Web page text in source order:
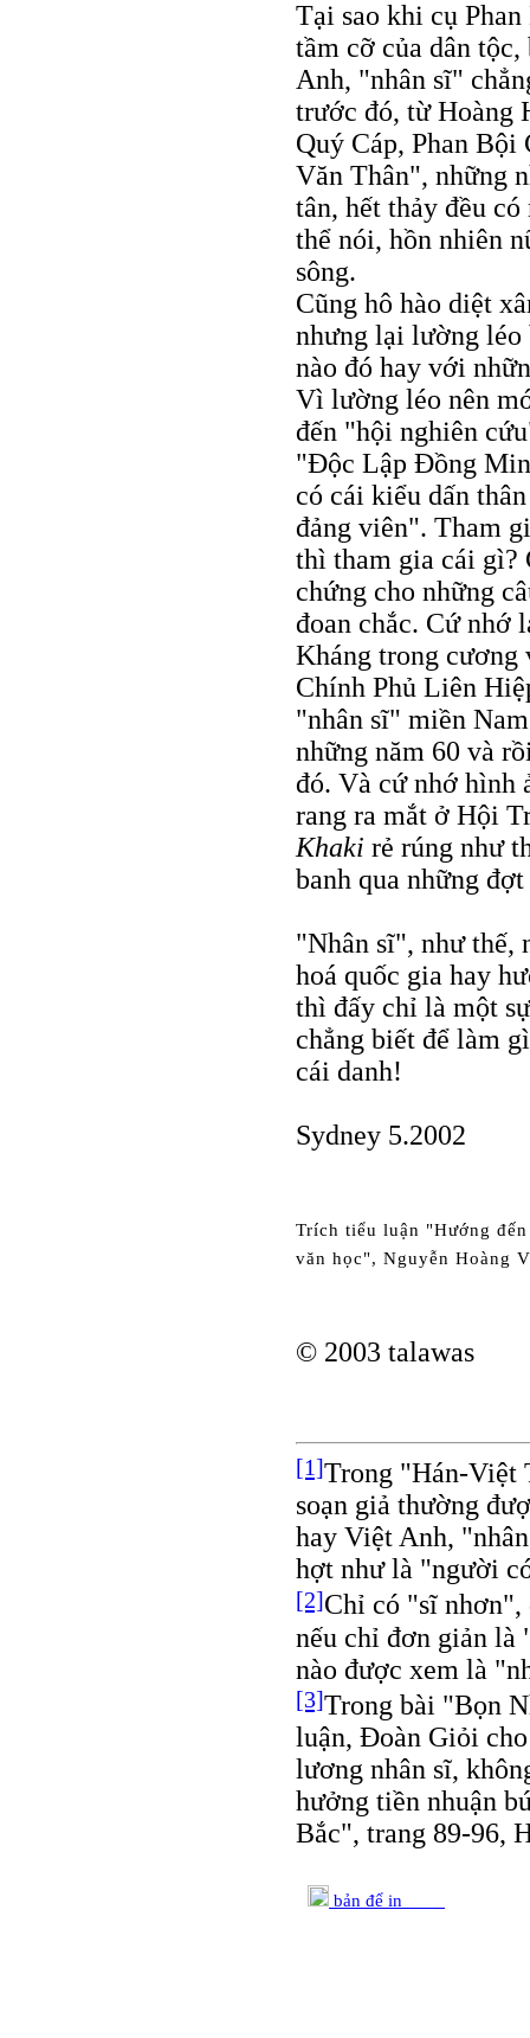
Tại sao khi cụ
tầm cỡ của dân
Anh, "nhân sĩ"
trước đó, từ Hoàng
Quý Cáp, Phan Bội
Văn Thân", những
tân, hết thảy đều
thể nói, hồn nhiên
sông.
Cũng hô hào diệt
nhưng lại lường léo
nào đó hay với
Vì lường léo nên
đến "hội nghiên
"Ðộc Lập Ðồng
có cái kiểu dấn
đảng viên". Tham
thì tham gia cái gì?
chứng cho những
đoan chắc. Cứ nhớ
Kháng trong
Chính Phủ Liên
"nhân sĩ" miền
những năm 60 và
đó. Và cứ nhớ hình
rang ra mắt ở Hội
Khaki rẻ rúng như
banh qua những
"Nhân sĩ", như thế,
hoá quốc gia hay
thì đấy chỉ là một
chẳng biết để làm
cái danh!
Sydney 5.2002
Trích tiểu luận "Hướng
văn học", Nguyễn Hoàng
© 2003 talawas
[1]Trong "Hán-Việt
soạn giả thường
hay Việt Anh,
hợt như là "người
[2]Chỉ có "sĩ
nếu chỉ đơn giản là
nào được xem là
[3]Trong bài "Bọn
luận, Ðoàn Giỏi
lương nhân sĩ,
hưởng tiền nhuận
Bắc", trang 89-96,
bản để in